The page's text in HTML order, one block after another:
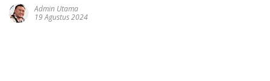
Admin Utama
19 Agustus 2024